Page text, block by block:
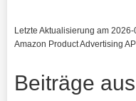
Letzte Aktualisierung am
Amazon Product Advertising
Beiträge